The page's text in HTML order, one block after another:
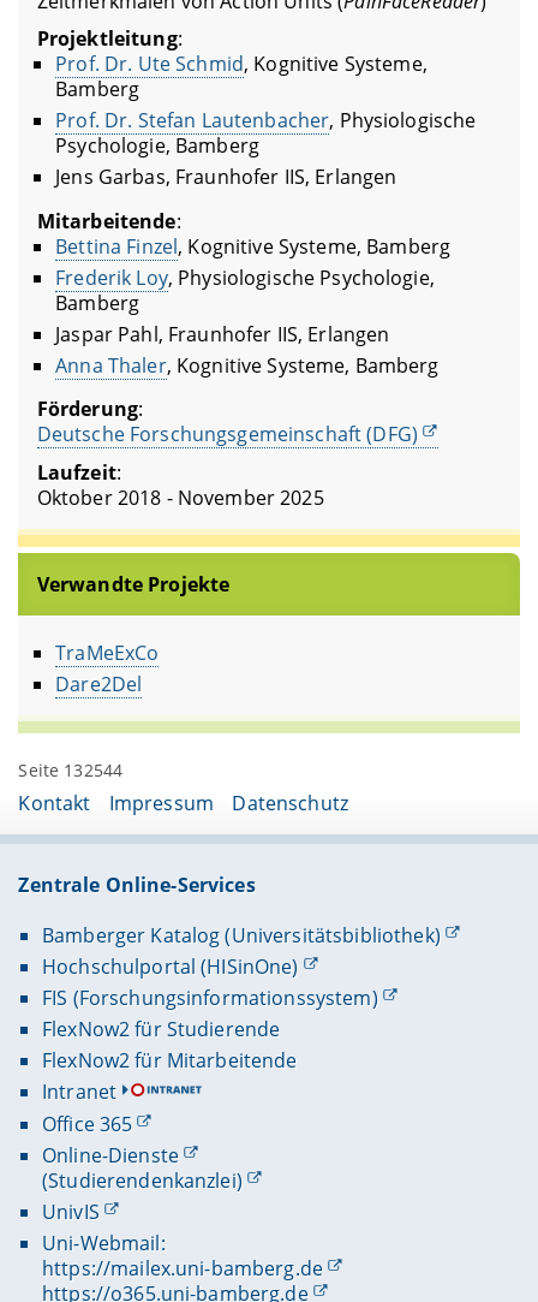
Projektleitung:
Prof. Dr. Ute Schmid, Kognitive Systeme,
Bamberg
Prof. Dr. Stefan Lautenbacher, Physiologische
Psychologie, Bamberg
Jens Garbas, Fraunhofer IIS, Erlangen
Mitarbeitende:
Bettina Finzel, Kognitive Systeme, Bamberg
Frederik Loy, Physiologische Psychologie,
Bamberg
Jaspar Pahl, Fraunhofer IIS, Erlangen
Anna Thaler, Kognitive Systeme, Bamberg
Förderung:
Deutsche Forschungsgemeinschaft (DFG)
Laufzeit:
Oktober 2018 - November 2025
Verwandte Projekte
TraMeExCo
Dare2Del
Seite 132544
Kontakt Impressum Datenschutz
Zentrale Online-Services
Bamberger Katalog (Universitätsbibliothek)
Hochschulportal (HISinOne)
FIS (Forschungsinformationssystem)
FlexNow2 für Studierende
FlexNow2 für Mitarbeitende
Intranet
Office 365
Online-Dienste
(Studierendenkanzlei)
UnivIS
Uni-Webmail:
https://mailex.uni-bamberg.de
https://o365.uni-bamberg.de